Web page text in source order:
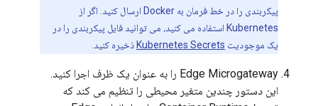
پیکربندی را در خط فرمان به Docker ارسال کنید. اگر از
Kubernetes استفاده می کنید، می توانید فایل پیکربندی را در
یک موجودیت Kubernetes Secrets ذخیره کنید.
Edge Microgateway را به عنوان یک ظرف اجرا کنید.
این دستور چندین متغیر محیطی را تنظیم می کند که